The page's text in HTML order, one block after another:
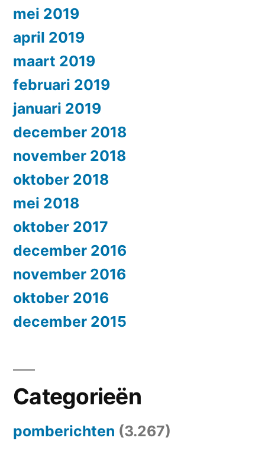
mei 2019
april 2019
maart 2019
februari 2019
januari 2019
december 2018
november 2018
oktober 2018
mei 2018
oktober 2017
december 2016
november 2016
oktober 2016
december 2015
Categorieën
pomberichten (3.267)